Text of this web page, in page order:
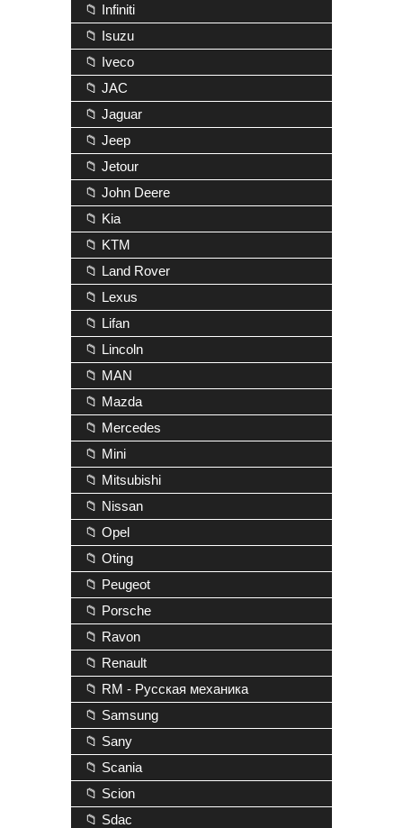
📁 Infiniti
📁 Isuzu
📁 Iveco
📁 JAC
📁 Jaguar
📁 Jeep
📁 Jetour
📁 John Deere
📁 Kia
📁 KTM
📁 Land Rover
📁 Lexus
📁 Lifan
📁 Lincoln
📁 MAN
📁 Mazda
📁 Mercedes
📁 Mini
📁 Mitsubishi
📁 Nissan
📁 Opel
📁 Oting
📁 Peugeot
📁 Porsche
📁 Ravon
📁 Renault
📁 RM - Русская механика
📁 Samsung
📁 Sany
📁 Scania
📁 Scion
📁 Sdac